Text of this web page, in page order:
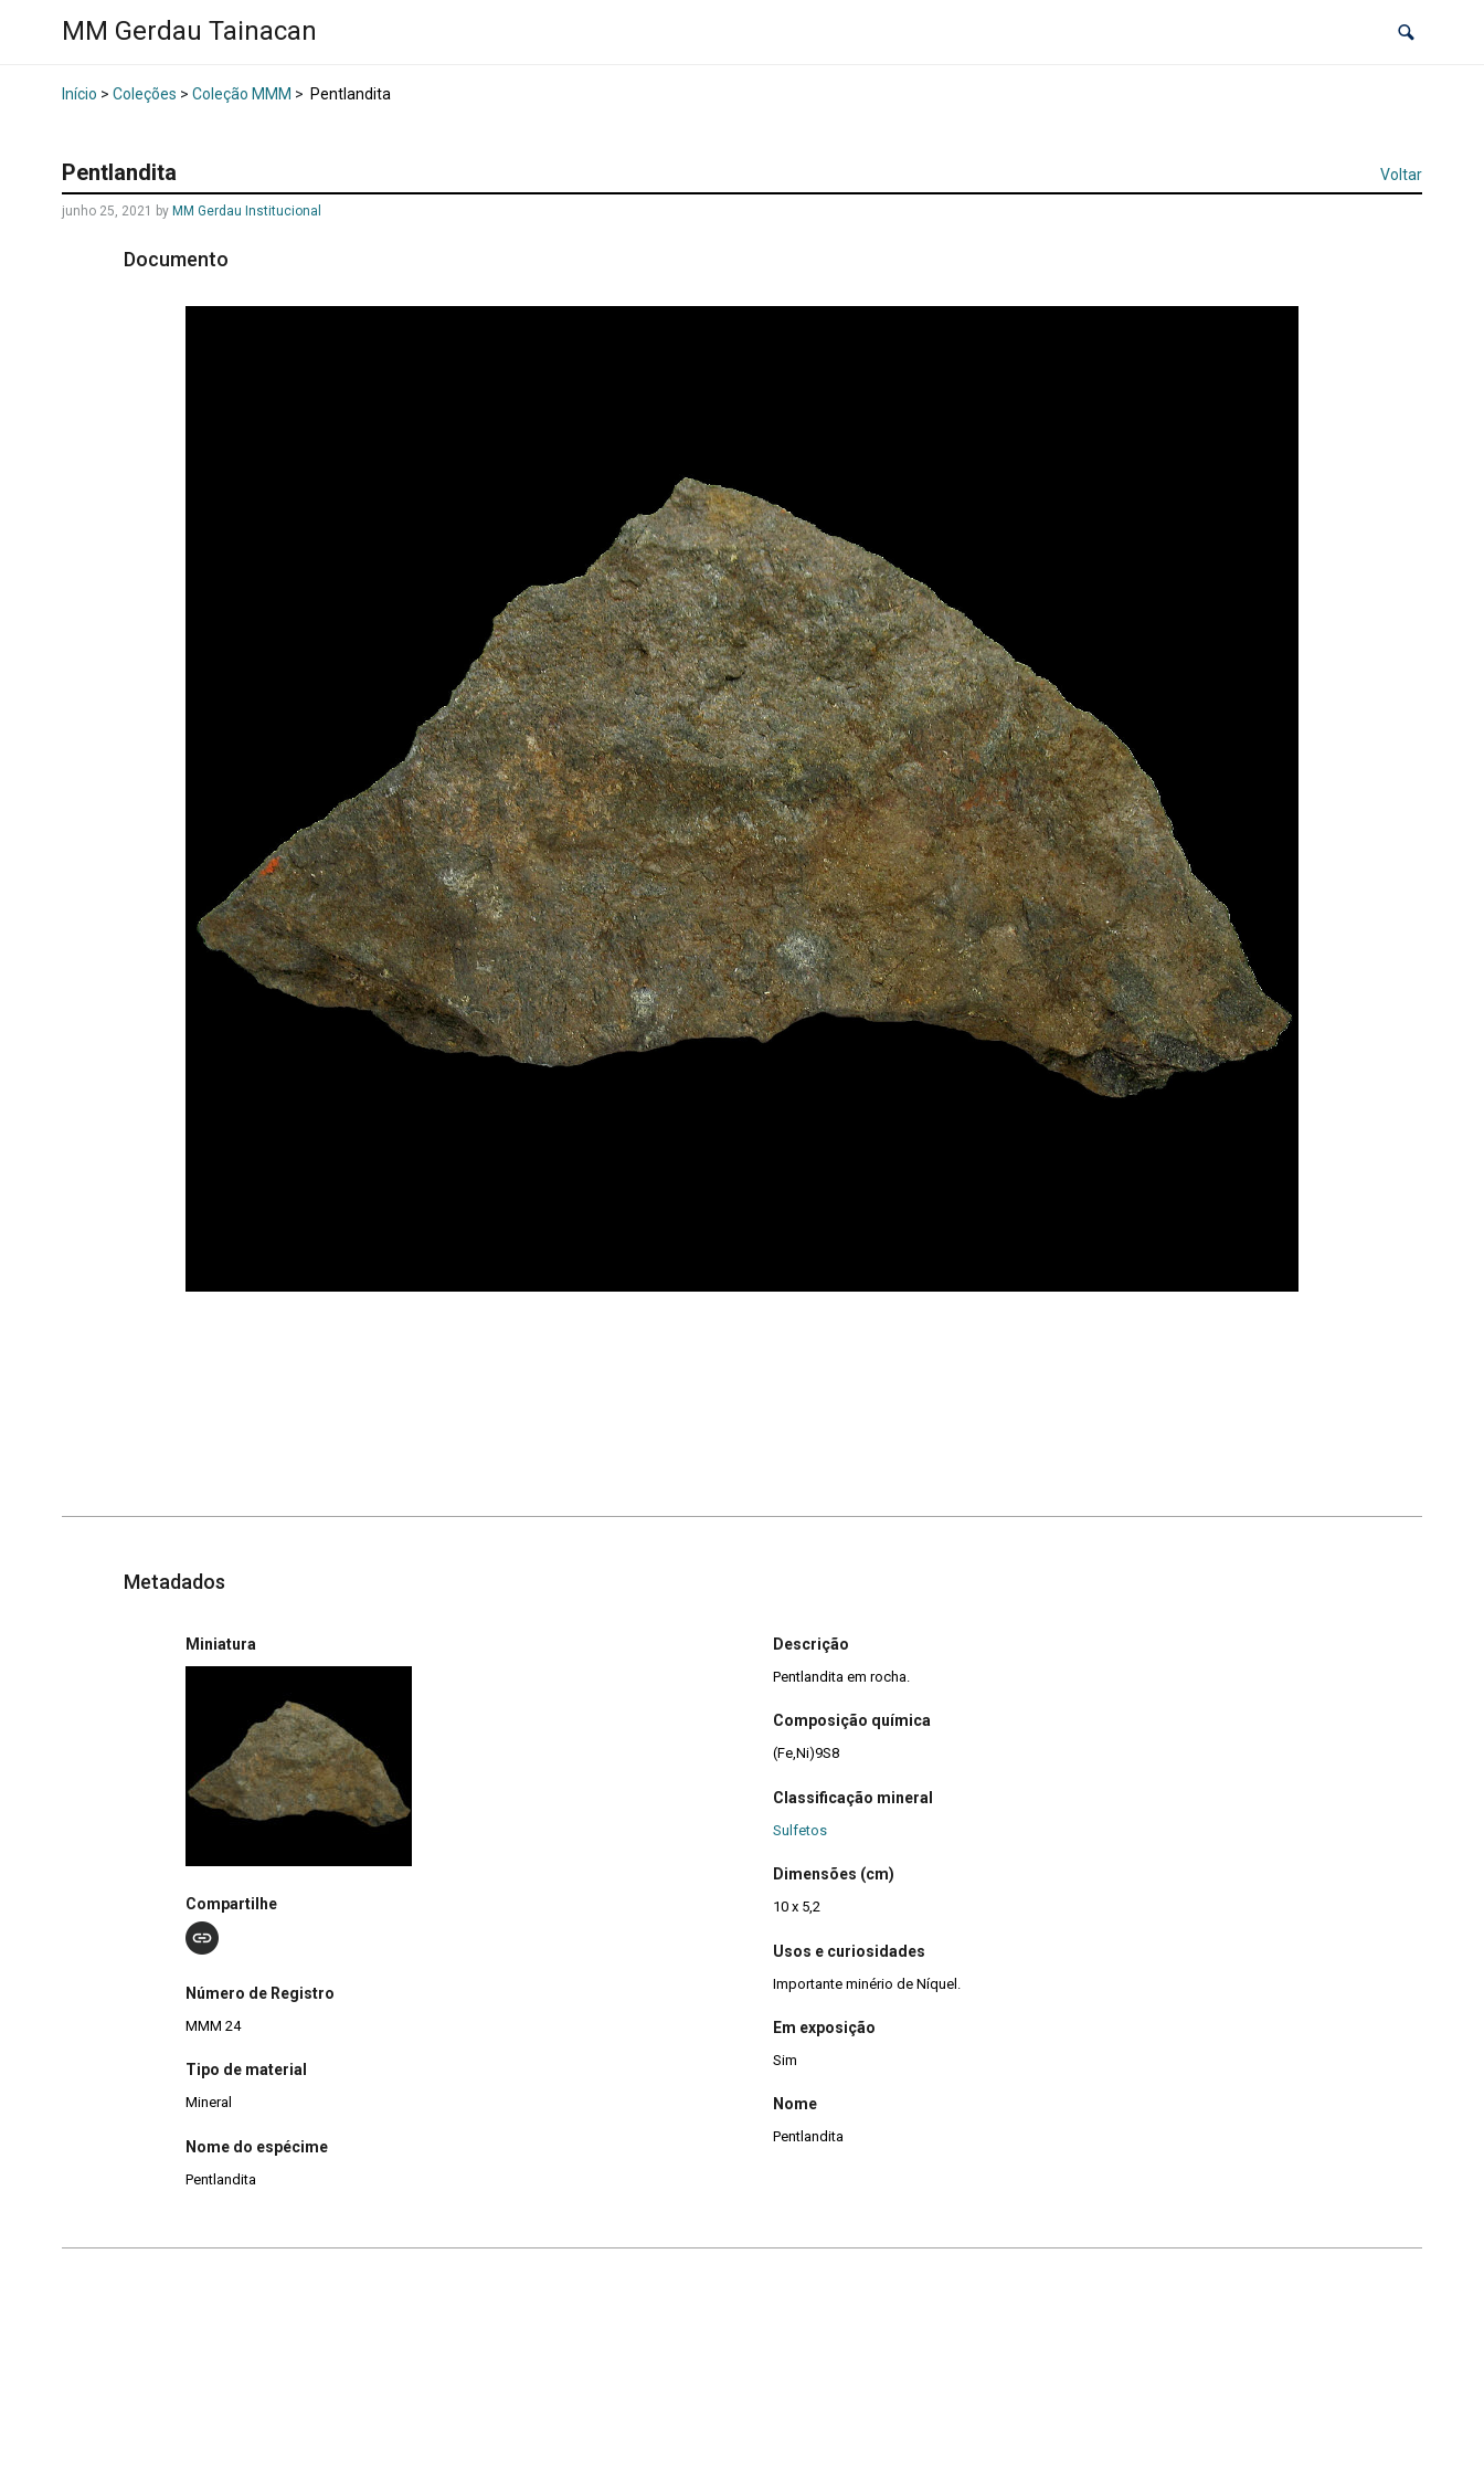
MM Gerdau Tainacan
Início > Coleções > Coleção MMM > Pentlandita
Pentlandita Voltar
junho 25, 2021 by MM Gerdau Institucional
Documento
Metadados
Miniatura
Compartilhe
Número de Registro
MMM 24
Tipo de material
Mineral
Nome do espécime
Pentlandita
Descrição
Pentlandita em rocha.
Composição química
(Fe,Ni)9S8
Classificação mineral
Sulfetos
Dimensões (cm)
10 x 5,2
Usos e curiosidades
Importante minério de Níquel.
Em exposição
Sim
Nome
Pentlandita